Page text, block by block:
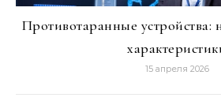
Противотаранные устройства:
15 апреля 2026